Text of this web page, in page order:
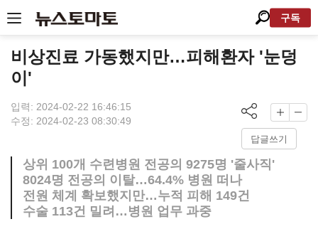
구독
비상진료 가동했지만…피해환자 '눈덩
이'
입력: 2024-02-22 16:46:15
수정: 2024-02-23 08:30:49
답글쓰기
상위 100개 수련병원 전공의 9275명 '줄사직'
8024명 전공의 이탈…64.4% 병원 떠나
전원 체계 확보했지만…누적 피해 149건
수술 113건 밀려…병원 업무 과중